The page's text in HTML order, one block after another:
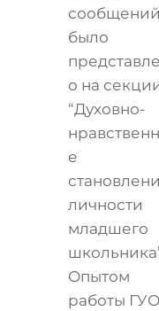
было
о на
“Духовно-
е
личности
младшего
Опытом
работы ГУО